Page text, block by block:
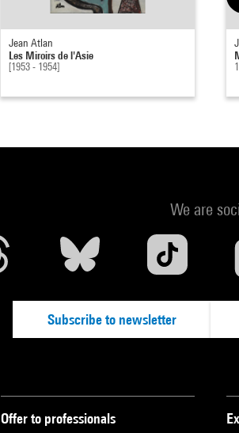
Jean Atlan
Les Miroirs de l'Asie
[1953 - 1954]
We are
Subscribe to newsletter
Offer to professionals